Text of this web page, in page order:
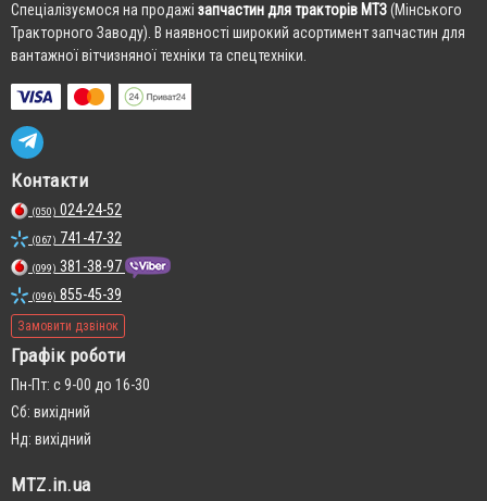
Cпеціалізуємося на продажі запчастин для тракторів МТЗ(Мінського
Тракторного Заводу). В наявності широкий асортимент запчастин для
вантажної вітчизняної техніки та спецтехніки.
Контакти
(050) 024-24-52
(067) 741-47-32
(099) 381-38-97
(096) 855-45-39
Замовити дзвінок
Графік роботи
Пн-Пт: с 9-00 до 16-30
Сб: вихідний
Нд: вихідний
MTZ.in.ua